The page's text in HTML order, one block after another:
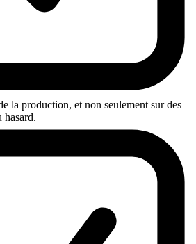
la production, et non seulement sur des
hasard.